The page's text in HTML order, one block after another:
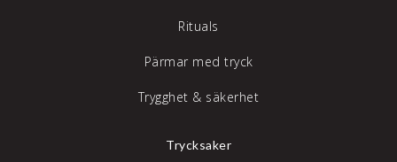
Rituals
Pärmar med tryck
Trygghet & säkerhet
Trycksaker